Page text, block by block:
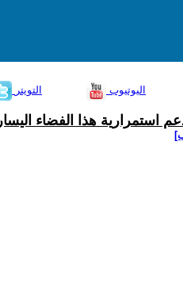
التويتر اليوتيوب
استمرارية هذا الفضاء